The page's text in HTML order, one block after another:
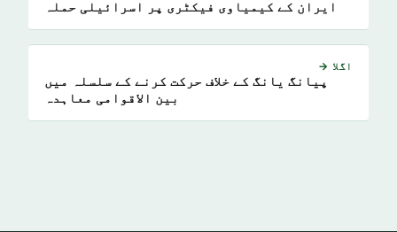
ایران کے کیمیاوی فیکٹری پر اسرائیلی حملہ
اگلا →
پیانگ یانگ کے خلاف حرکت کرنے کے سلسلہ میں
بین الاقوامی معاہدہ